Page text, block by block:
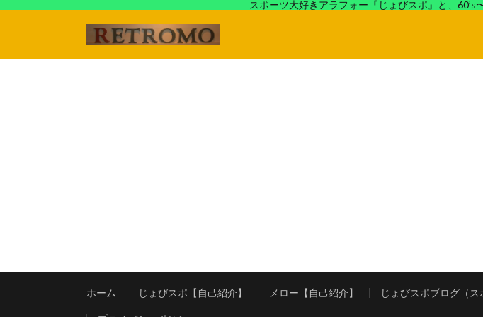
スポーツ大好きアラフォー『じょびスポ』と、
ホーム じょびスポ【自己紹介】 メロー【自己紹介】 じょびスポブログ（ス